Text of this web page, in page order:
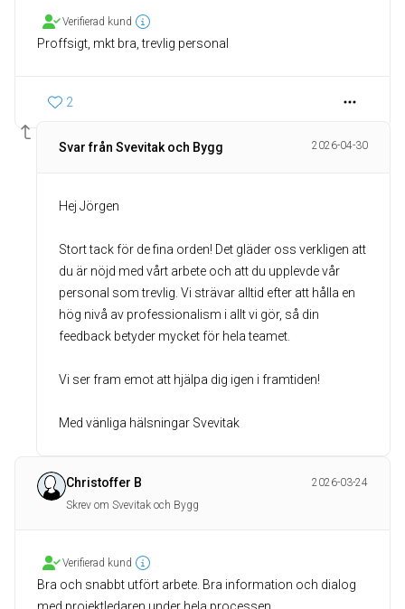
Verifierad kund
Proffsigt, mkt bra, trevlig personal
2
Svar från Svevitak och Bygg 2026-04-30
Hej Jörgen
Stort tack för de fina orden! Det gläder oss verkligen att
du är nöjd med vårt arbete och att du upplevde vår
personal som trevlig. Vi strävar alltid efter att hålla en
hög nivå av professionalism i allt vi gör, så din
feedback betyder mycket för hela teamet.
Vi ser fram emot att hjälpa dig igen i framtiden!
Med vänliga hälsningar Svevitak
Christoffer B
2026-03-24
Skrev om Svevitak och Bygg
Verifierad kund
Bra och snabbt utfört arbete. Bra information och dialog